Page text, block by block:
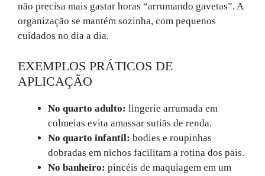
não precisa mais gastar horas “arrumando gavetas”. A
organização se mantém sozinha, com pequenos
cuidados no dia a dia.
EXEMPLOS PRÁTICOS DE
APLICAÇÃO
No quarto adulto: lingerie arrumada em
colmeias evita amassar sutiãs de renda.
No quarto infantil: bodies e roupinhas
dobradas em nichos facilitam a rotina dos pais.
No banheiro: pincéis de maquiagem em um